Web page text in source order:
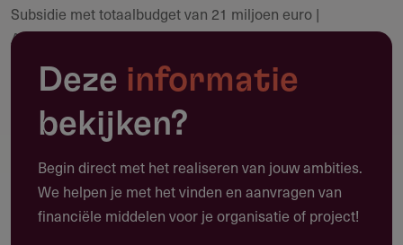
Subsidie met totaalbudget van 21 miljoen euro |
Aanvragers: Europese sales agents | Deadlines: 19 maart
en 16 juli 2026 | Financieringspercentage: 90%
Toepassing
Waarvoor kun je deze subsidie gebruiken?
Deze subsidie biedt financiering voor pan-Europese
Maak een notitie
Deze informatie
bekijken?
Begin direct met het realiseren van jouw ambities.
We helpen je met het vinden en aanvragen van
financiële middelen voor je organisatie of project!